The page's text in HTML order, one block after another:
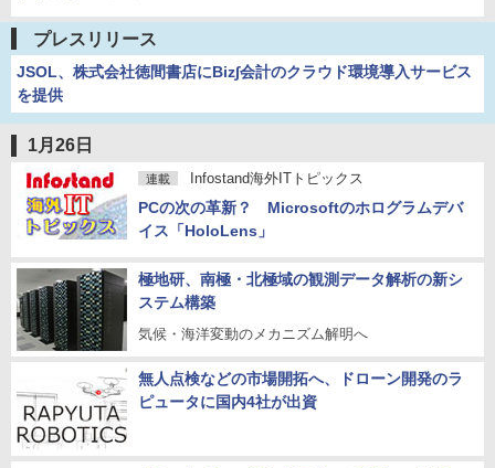
プレスリリース
JSOL、株式会社徳間書店にBiz∫会計のクラウド環境導入サービス
を提供
1月26日
連載 Infostand海外ITトピックス
PCの次の革新？ Microsoftのホログラムデバ
イス「HoloLens」
極地研、南極・北極域の観測データ解析の新シ
ステム構築
気候・海洋変動のメカニズム解明へ
無人点検などの市場開拓へ、ドローン開発のラ
ピュータに国内4社が出資